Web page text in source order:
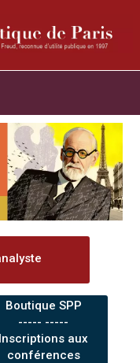
Boutique SPP
----- -----
Inscriptions aux
conférences